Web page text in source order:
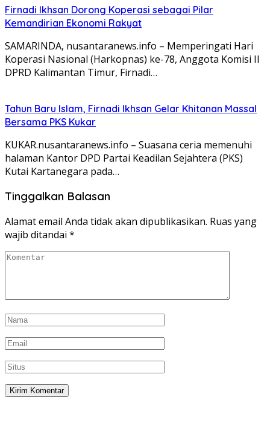
Firnadi Ikhsan Dorong Koperasi sebagai Pilar
Kemandirian Ekonomi Rakyat
SAMARINDA, nusantaranews.info – Memperingati Hari
Koperasi Nasional (Harkopnas) ke-78, Anggota Komisi II
DPRD Kalimantan Timur, Firnadi…
Tahun Baru Islam, Firnadi Ikhsan Gelar Khitanan Massal
Bersama PKS Kukar
KUKAR.nusantaranews.info – Suasana ceria memenuhi
halaman Kantor DPD Partai Keadilan Sejahtera (PKS)
Kutai Kartanegara pada…
Tinggalkan Balasan
Alamat email Anda tidak akan dipublikasikan. Ruas yang
wajib ditandai *